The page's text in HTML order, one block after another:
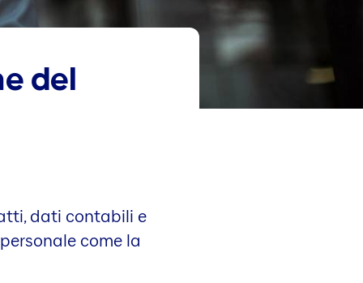
del
dati contabili e
come la